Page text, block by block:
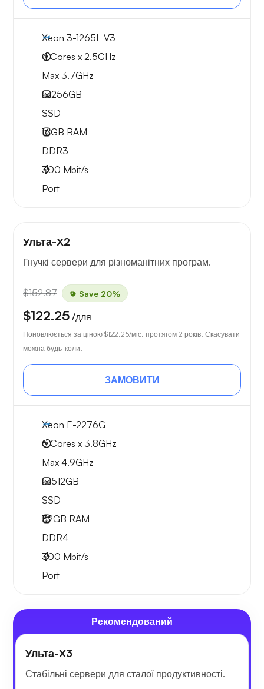
Xeon 3-1265L V3
4 Cores x 2.5GHz
Max 3.7GHz
1x256GB
SSD
16GB RAM
DDR3
300 Mbit/s
Port
Ульта-Х2
Гнучкі сервери для різноманітних програм.
$152.87 Save 20%
$122.25 /для
Поновлюється за ціною $122.25/міс. протягом 2 років. Скасувати
можна будь-коли.
ЗАМОВИТИ
Xeon E-2276G
6 Cores x 3.8GHz
Max 4.9GHz
1x512GB
SSD
32GB RAM
DDR4
300 Mbit/s
Port
Рекомендований
Ульта-Х3
Стабільні сервери для сталої продуктивності.